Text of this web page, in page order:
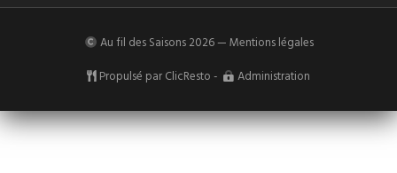
Au fil des Saisons 2026 —Mentions légales
Propulsé par ClicResto - Administration